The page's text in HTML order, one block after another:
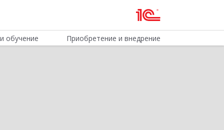
обучение Приобретение и внедрение